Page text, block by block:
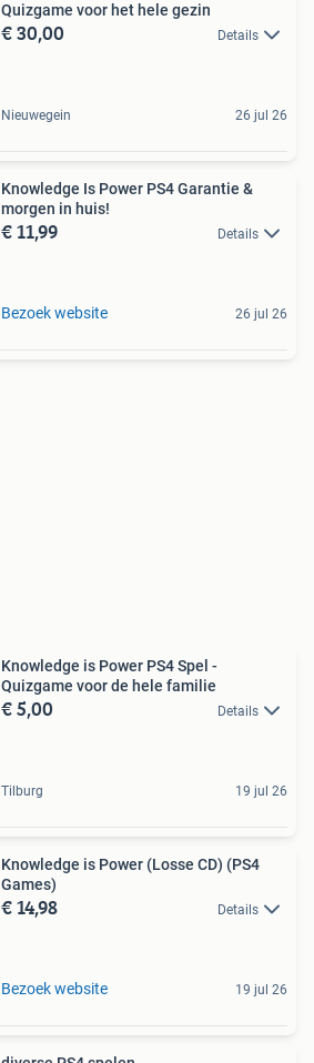
Quizgame voor het hele gezin
€ 30,00 Details
Nieuwegein 26 jul 26
Knowledge Is Power PS4 Garantie &
morgen in huis!
€ 11,99 Details
Bezoek website 26 jul 26
Knowledge is Power PS4 Spel -
Quizgame voor de hele familie
€ 5,00 Details
Tilburg 19 jul 26
Knowledge is Power (Losse CD) (PS4
Games)
€ 14,98 Details
Bezoek website 19 jul 26